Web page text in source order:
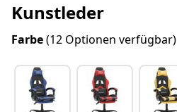
Kunstleder
Farbe(12 Optionen verfügbar)